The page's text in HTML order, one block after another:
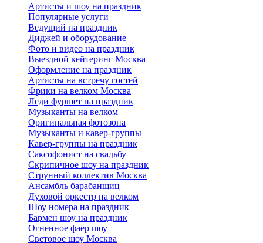
Артисты и шоу на праздник
Популярные услуги
Ведущий на праздник
Диджей и оборудование
Фото и видео на праздник
Выездной кейтеринг Москва
Оформление на праздник
Артисты на встречу гостей
Фрики на велком Москва
Леди фуршет на праздник
Музыканты на велком
Оригинальная фотозона
Музыканты и кавер-группы
Кавер-группы на праздник
Саксофонист на свадьбу
Скрипичное шоу на праздник
Струнный коллектив Москва
Ансамбль барабанщиц
Духовой оркестр на велком
Шоу номера на праздник
Бармен шоу на праздник
Огненное фаер шоу
Световое шоу Москва